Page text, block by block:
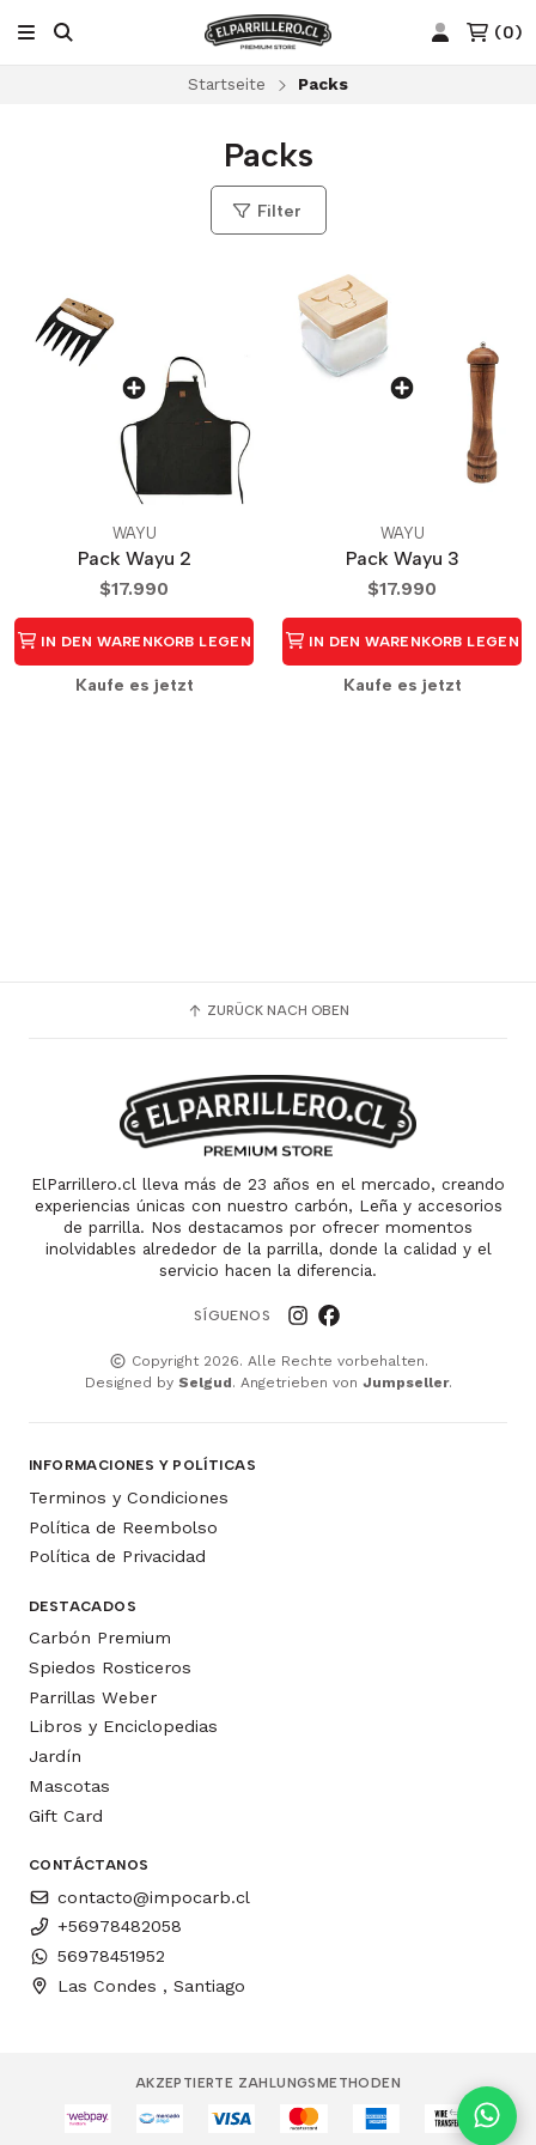
(0)
Startseite Packs
Packs
Filter
WAYU
Pack Wayu 2
$17.990
IN DEN WARENKORB LEGEN
Kaufe es jetzt
WAYU
Pack Wayu 3
$17.990
IN DEN WARENKORB LEGEN
Kaufe es jetzt
ZURÜCK NACH OBEN
ElParrillero.cl lleva más de 23 años en el mercado, creando
experiencias únicas con nuestro carbón, Leña y accesorios
de parrilla. Nos destacamos por ofrecer momentos
inolvidables alrededor de la parrilla, donde la calidad y el
servicio hacen la diferencia.
SÍGUENOS
Copyright 2026. Alle Rechte vorbehalten.
Designed by Selgud. Angetrieben von Jumpseller.
INFORMACIONES Y POLÍTICAS
Terminos y Condiciones
Política de Reembolso
Política de Privacidad
DESTACADOS
Carbón Premium
Spiedos Rosticeros
Parrillas Weber
Libros y Enciclopedias
Jardín
Mascotas
Gift Card
CONTÁCTANOS
contacto@impocarb.cl
+56978482058
56978451952
Las Condes , Santiago
AKZEPTIERTE ZAHLUNGSMETHODEN